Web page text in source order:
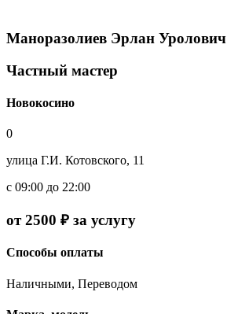
Маноразолиев Эрлан Уролович
Частный мастер
Новокосино
0
улица Г.И. Котовского, 11
с 09:00 до 22:00
от 2500 ₽ за услугу
Способы оплаты
Наличными, Переводом